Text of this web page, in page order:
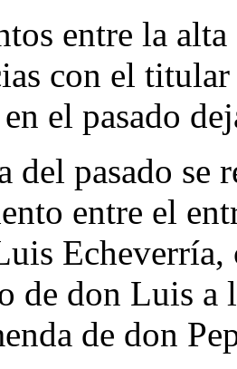
entre la
con el
el pasado
del pasado se
entre el
de don Luis a
de don